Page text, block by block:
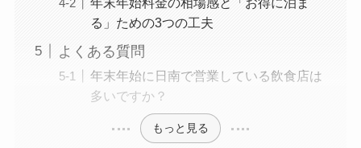
る」ための3つの工夫
よくある質問
年末年始に日南で営業している飲食店は
多いですか？
もっと見る